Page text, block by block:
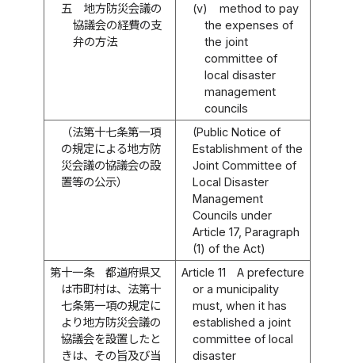
五
地方防災会議の
協議会の経費の支
弁の方法
(v)
method to pay
the expenses of
the joint
committee of
local disaster
management
councils
（法第十七条第一項
の規定による地方防
災会議の協議会の設
置等の公示）
(Public Notice of
Establishment of the
Joint Committee of
Local Disaster
Management
Councils under
Article 17, Paragraph
(1) of the Act)
第十一条
都道府県又
は市町村は、法第十
七条第一項の規定に
より地方防災会議の
協議会を設置したと
きは、その旨及び当
Article 11
A prefecture
or a municipality
must, when it has
established a joint
committee of local
disaster